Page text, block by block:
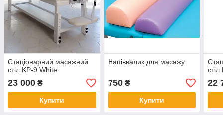
Стаціонарний масажний
стіл KP-9 White
23 000 ₴
Купити
Напіввалик для масажу
750₴
Купити
22